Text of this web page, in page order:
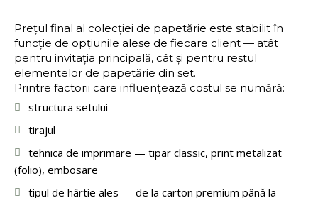
Prețul final al colecției de papetărie este stabilit în
funcție de opțiunile alese de fiecare client — atât
pentru invitația principală, cât și pentru restul
elementelor de papetărie din set.
Printre factorii care influențează costul se numără:
structura setului
tirajul
tehnica de imprimare — tipar classic, print metalizat
(folio), embosare
tipul de hârtie ales — de la carton premium până la